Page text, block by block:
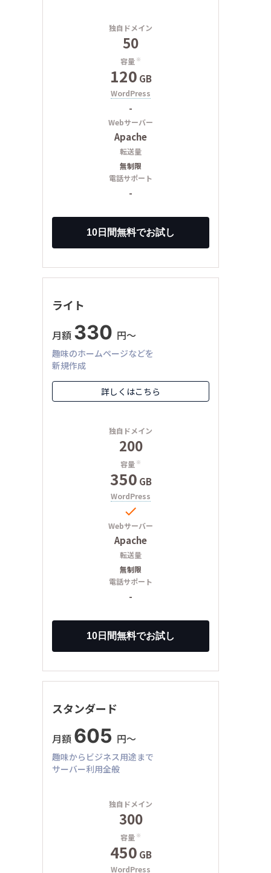
独自ドメイン
50
容量 ※
120 GB
WordPress
-
Webサーバー
Apache
転送量
無制限
電話サポート
-
ライト
月額 330 円〜
趣味のホームページなどを
新規作成
詳しくはこちら
独自ドメイン
200
容量 ※
350 GB
WordPress

Webサーバー
Apache
転送量
無制限
電話サポート
-
スタンダード
月額 605 円〜
趣味からビジネス用途まで
サーバー利用全般
独自ドメイン
300
容量 ※
450 GB
WordPress